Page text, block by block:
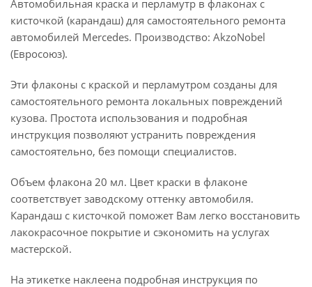
Автомобильная краска и перламутр в флаконах с
кисточкой (карандаш) для самостоятельного ремонта
автомобилей Mercedes. Производство: AkzoNobel
(Евросоюз).
Эти флаконы с краской и перламутром созданы для
самостоятельного ремонта локальных повреждений
кузова. Простота использования и подробная
инструкция позволяют устранить повреждения
самостоятельно, без помощи специалистов.
Объем флакона 20 мл. Цвет краски в флаконе
соответствует заводскому оттенку автомобиля.
Карандаш с кисточкой поможет Вам легко восстановить
лакокрасочное покрытие и сэкономить на услугах
мастерской.
На этикетке наклеена подробная инструкция по